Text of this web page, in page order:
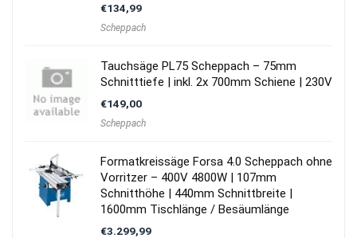
€134,99
Scheppach
Tauchsäge PL75 Scheppach – 75mm
Schnitttiefe | inkl. 2x 700mm Schiene | 230V
€149,00
Scheppach
Formatkreissäge Forsa 4.0 Scheppach ohne
Vorritzer – 400V 4800W | 107mm
Schnitthöhe | 440mm Schnittbreite |
1600mm Tischlänge / Besäumlänge
€3.299,99